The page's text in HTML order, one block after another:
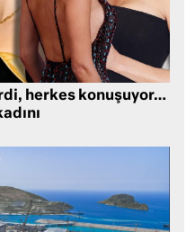
herkes konuşuyor…